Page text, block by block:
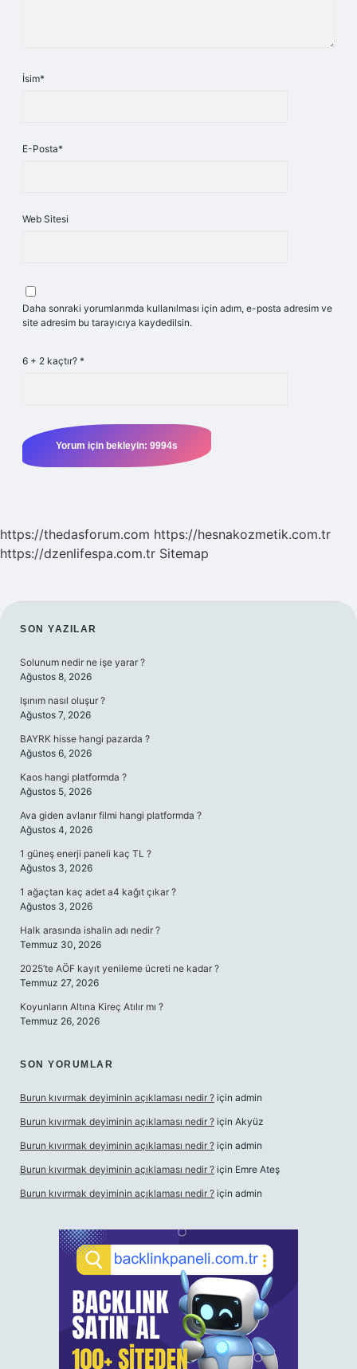
İsim*
E-Posta*
Web Sitesi
Daha sonraki yorumlarımda kullanılması için adım, e-posta adresim ve
site adresim bu tarayıcıya kaydedilsin.
6 + 2 kaçtır? *
https://thedasforum.com https://hesnakozmetik.com.tr
https://dzenlifespa.com.tr Sitemap
SIDEBAR
SON YAZILAR
Solunum nedir ne işe yarar ?
Ağustos 8, 2026
Işınım nasıl oluşur ?
Ağustos 7, 2026
BAYRK hisse hangi pazarda ?
Ağustos 6, 2026
Kaos hangi platformda ?
Ağustos 5, 2026
Ava giden avlanır filmi hangi platformda ?
Ağustos 4, 2026
1 güneş enerji paneli kaç TL ?
Ağustos 3, 2026
1 ağaçtan kaç adet a4 kağıt çıkar ?
Ağustos 3, 2026
Halk arasında ishalin adı nedir ?
Temmuz 30, 2026
2025’te AÖF kayıt yenileme ücreti ne kadar ?
Temmuz 27, 2026
Koyunların Altına Kireç Atılır mı ?
Temmuz 26, 2026
SON YORUMLAR
Burun kıvırmak deyiminin açıklaması nedir ? için admin
Burun kıvırmak deyiminin açıklaması nedir ? için Akyüz
Burun kıvırmak deyiminin açıklaması nedir ? için admin
Burun kıvırmak deyiminin açıklaması nedir ? için Emre Ateş
Burun kıvırmak deyiminin açıklaması nedir ? için admin